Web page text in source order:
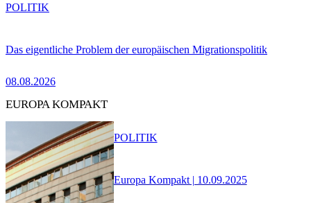
Das eigentliche Problem der europäischen Migrationspolitik
08.08.2026
POLITIK
EUROPA KOMPAKT
Europa Kompakt | 10.09.2025
POLITIK